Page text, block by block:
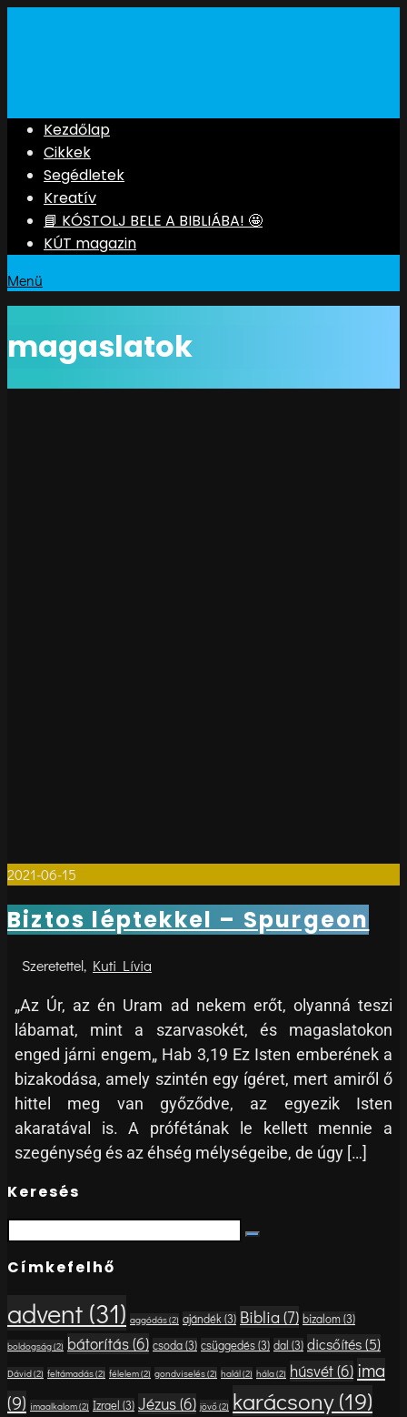
Kezdőlap
Cikkek
Segédletek
Kreatív
📘 KÓSTOLJ BELE A BIBLIÁBA! 🤩
KÚT magazin
Menü
magaslatok
2021-06-15
Biztos léptekkel – Spurgeon
Kuti Lívia
„Az Úr, az én Uram ad nekem erőt, olyanná teszi
lábamat, mint a szarvasokét, és magaslatokon
enged járni engem„ Hab 3,19 Ez Isten emberének a
bizakodása, amely szintén egy ígéret, mert amiről ő
hittel meg van győződve, az egyezik Isten
akaratával is. A prófétának le kellett mennie a
szegénység és az éhség mélységeibe, de úgy […]
Keresés
Search
Címkefelhő
advent (31) aggódás(2) ajándék (3) Biblia (7) bizalom(3)
boldogság(2) bátorítás(6) csoda(3) csüggedés(3) dal (3) dicsőítés(5)
Dávid(2) feltámadás(2) félelem(2) gondviselés(2) halál(2) hála(2) húsvét(6) ima
(9) imaalkalom(2) Izrael (3) Jézus(6) jövő(2) karácsony(19)